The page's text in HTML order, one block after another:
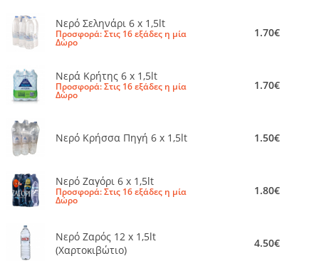
Νερό Σεληνάρι 6 x 1,5lt
Προσφορά: Στις 16 εξάδες η μία
Δώρο
1.70€
Νερά Κρήτης 6 x 1,5lt
Προσφορά: Στις 16 εξάδες η μία
Δώρο
1.70€
Νερό Κρήσσα Πηγή 6 x 1,5lt 1.50€
Νερό Ζαγόρι 6 x 1,5lt
Προσφορά: Στις 16 εξάδες η μία
Δώρο
1.80€
Νερό Ζαρός 12 x 1,5lt
(Χαρτοκιβώτιο)
4.50€